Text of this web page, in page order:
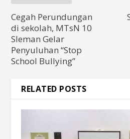
Cegah Perundungan
di sekolah, MTsN 10
Sleman Gelar
Penyuluhan “Stop
School Bullying”
RELATED POSTS